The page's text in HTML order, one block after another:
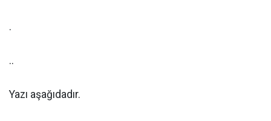
.
..
Yazı aşağıdadır.